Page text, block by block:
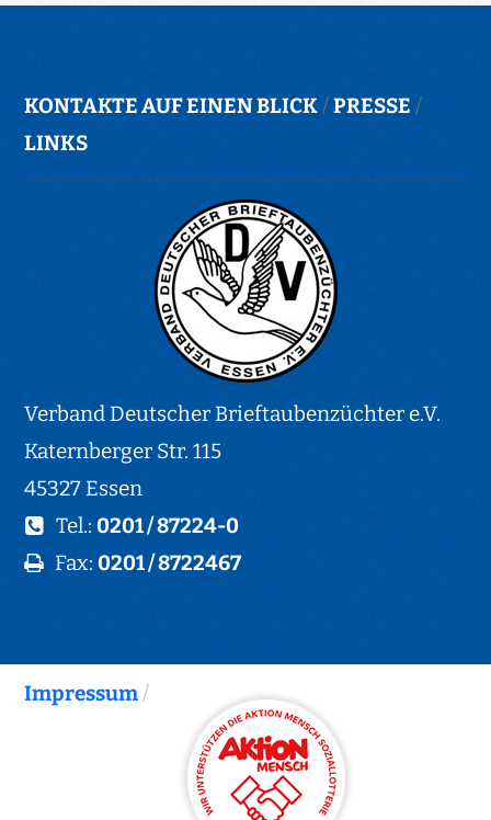
KONTAKTE AUF EINEN BLICK/PRESSE /
LINKS
Verband Deutscher Brieftaubenzüchter e.V.
Katernberger Str. 115
45327 Essen
Tel.:0201 / 87224-0
Fax:0201 / 8722467
Impressum/